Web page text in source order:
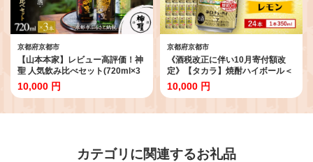
京都府京都市
【山本本家】レビュー高評価！神
聖 人気飲み比べセット(720ml×3
本)｜京都 日本酒 ブランド 人気セ
ット［1純米酒 2特別純米原酒(超
お酒 ギフト プレゼント 贈答 お取
10,000 円
京都府京都市
《酒税改正に伴い10月寄付額改
定》【タカラ】焼酎ハイボール＜
レモン＞ 24本セット 350ml ［ 京
都 宝酒造 焼酎 ハイボール レモン
チューハイ サワー レモンサワー
10,000 円
カテゴリに関連するお礼品